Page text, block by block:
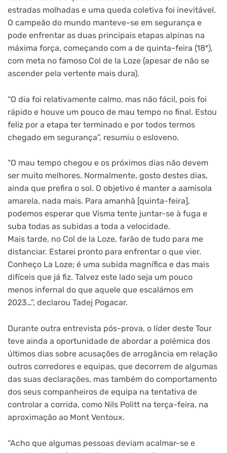
estradas molhadas e uma queda coletiva foi inevitável.
O campeão do mundo manteve-se em segurança e
pode enfrentar as duas principais etapas alpinas na
máxima força, começando com a de quinta-feira (18ª),
com meta no famoso Col de la Loze (apesar de não se
ascender pela vertente mais dura).
“O dia foi relativamente calmo, mas não fácil, pois foi
rápido e houve um pouco de mau tempo no final. Estou
feliz por a etapa ter terminado e por todos termos
chegado em segurança”, resumiu o esloveno.
“O mau tempo chegou e os próximos dias não devem
ser muito melhores. Normalmente, gosto destes dias,
ainda que prefira o sol. O objetivo é manter a aamisola
amarela, nada mais. Para amanhã [quinta-feira],
podemos esperar que Visma tente juntar-se à fuga e
suba todas as subidas a toda a velocidade.
Mais tarde, no Col de la Loze, farão de tudo para me
distanciar. Estarei pronto para enfrentar o que vier.
Conheço La Loze; é uma subida magnífica e das mais
difíceis que já fiz. Talvez este lado seja um pouco
menos infernal do que aquele que escalámos em
2023…”, declarou Tadej Pogacar.
Durante outra entrevista pós-prova, o líder deste Tour
teve ainda a oportunidade de abordar a polémica dos
últimos dias sobre acusações de arrogância em relação
outros corredores e equipas, que decorrem de algumas
das suas declarações, mas também do comportamento
dos seus companheiros de equipa na tentativa de
controlar a corrida, como Nils Politt na terça-feira, na
aproximação ao Mont Ventoux.
“Acho que algumas pessoas deviam acalmar-se e